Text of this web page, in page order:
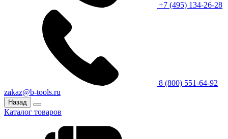
+7 (495) 134-26-28
8 (800) 551-64-92
zakaz@b-tools.ru
Назад
Каталог товаров